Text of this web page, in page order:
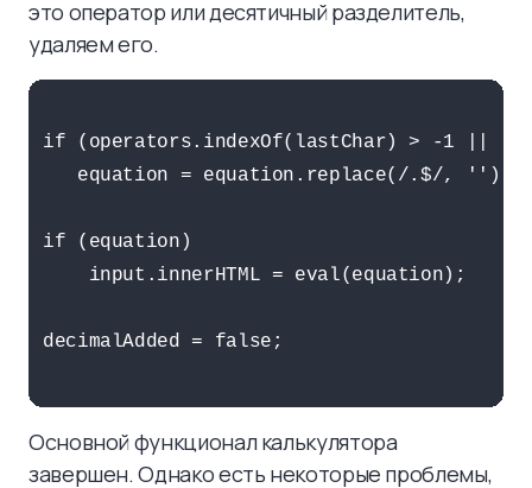
это оператор или десятичный разделитель,
удаляем его.
if (operators.indexOf(lastChar) > -1 ||
   equation = equation.replace(/.$/, '');
if (equation)
    input.innerHTML = eval(equation);
decimalAdded = false;
Основной функционал калькулятора
завершен. Однако есть некоторые проблемы,